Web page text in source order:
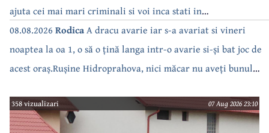
ajuta cei mai mari criminali si voi inca stati in
case???????????????
08.08.2026 RodicaA dracu avarie iar s-a avariat si vineri
noaptea la oa 1, o să o țină langa intr-o avarie si-și bat joc de
acest oraș.Rușine Hidroprahova, nici măcar nu aveți bunul
358 vizualizari 07 Aug 2026 23:10